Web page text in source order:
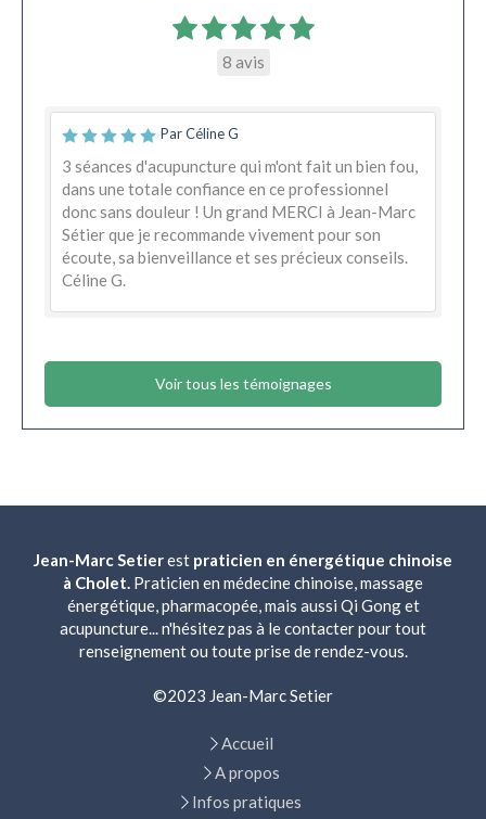
8 avis
Par Céline G
3 séances d'acupuncture qui m'ont fait un bien fou,
dans une totale confiance en ce professionnel
donc sans douleur ! Un grand MERCI à Jean-Marc
Sétier que je recommande vivement pour son
écoute, sa bienveillance et ses précieux conseils.
Céline G.
Voir tous les témoignages
Jean-Marc Setierest praticien en énergétique chinoise
à Cholet. Praticien en médecine chinoise, massage
énergétique, pharmacopée, mais aussi Qi Gong et
acupuncture... n'hésitez pas à le contacter pour tout
renseignement ou toute prise de rendez-vous.
©2023 Jean-Marc Setier
Accueil
A propos
Infos pratiques